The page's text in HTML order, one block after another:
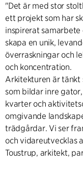
"Det är med stor
ett projekt som har
inspirerat
skapa en unik,
överraskningar och
och koncentration.
Arkitekturen är tänkt
som bildar inre
kvarter och
omgivande
trädgårdar. Vi ser
och vidareutvecklas
Toustrup, arkitekt,